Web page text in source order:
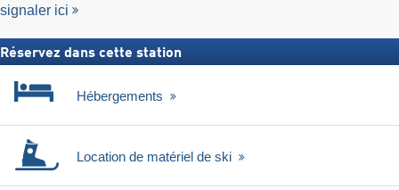
signaler ici
Réservez dans cette station
Hébergements
Location de matériel de ski